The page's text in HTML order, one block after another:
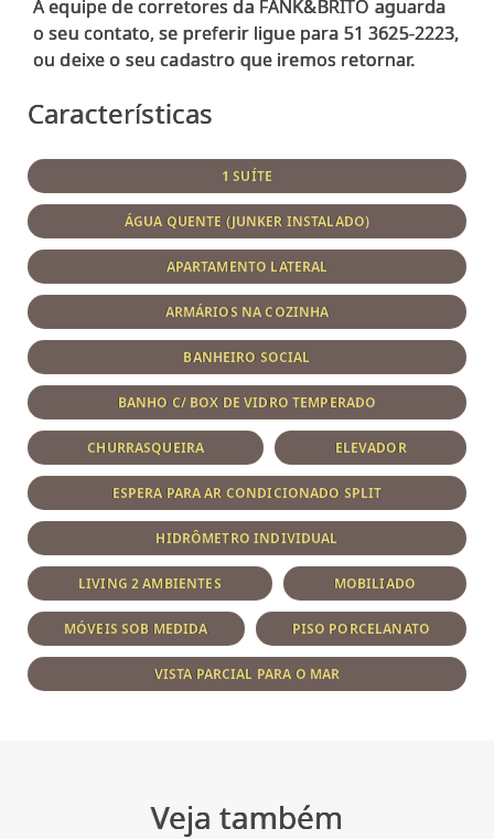
A equipe de corretores da FANK&BRITO aguarda
o seu contato, se preferir ligue para 51 3625-2223,
Características
1 SUÍTE
ÁGUA QUENTE (JUNKER INSTALADO)
APARTAMENTO LATERAL
ARMÁRIOS NA COZINHA
BANHEIRO SOCIAL
BANHO C/ BOX DE VIDRO TEMPERADO
CHURRASQUEIRA ELEVADOR
ESPERA PARA AR CONDICIONADO SPLIT
HIDRÔMETRO INDIVIDUAL
LIVING 2 AMBIENTES MOBILIADO
MÓVEIS SOB MEDIDA PISO PORCELANATO
VISTA PARCIAL PARA O MAR
Veja também